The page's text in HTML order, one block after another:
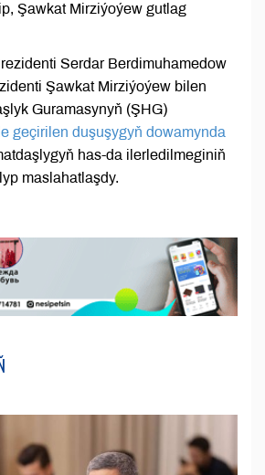
Şawkat Mirziýoýew gutlag
Serdar Berdimuhamedow
Şawkat Mirziýoýew bilen
Guramasynyň (ŞHG)
geçirilen duşuşygyň dowamynda
has-da ilerledilmeginiň
maslahatlaşdy.